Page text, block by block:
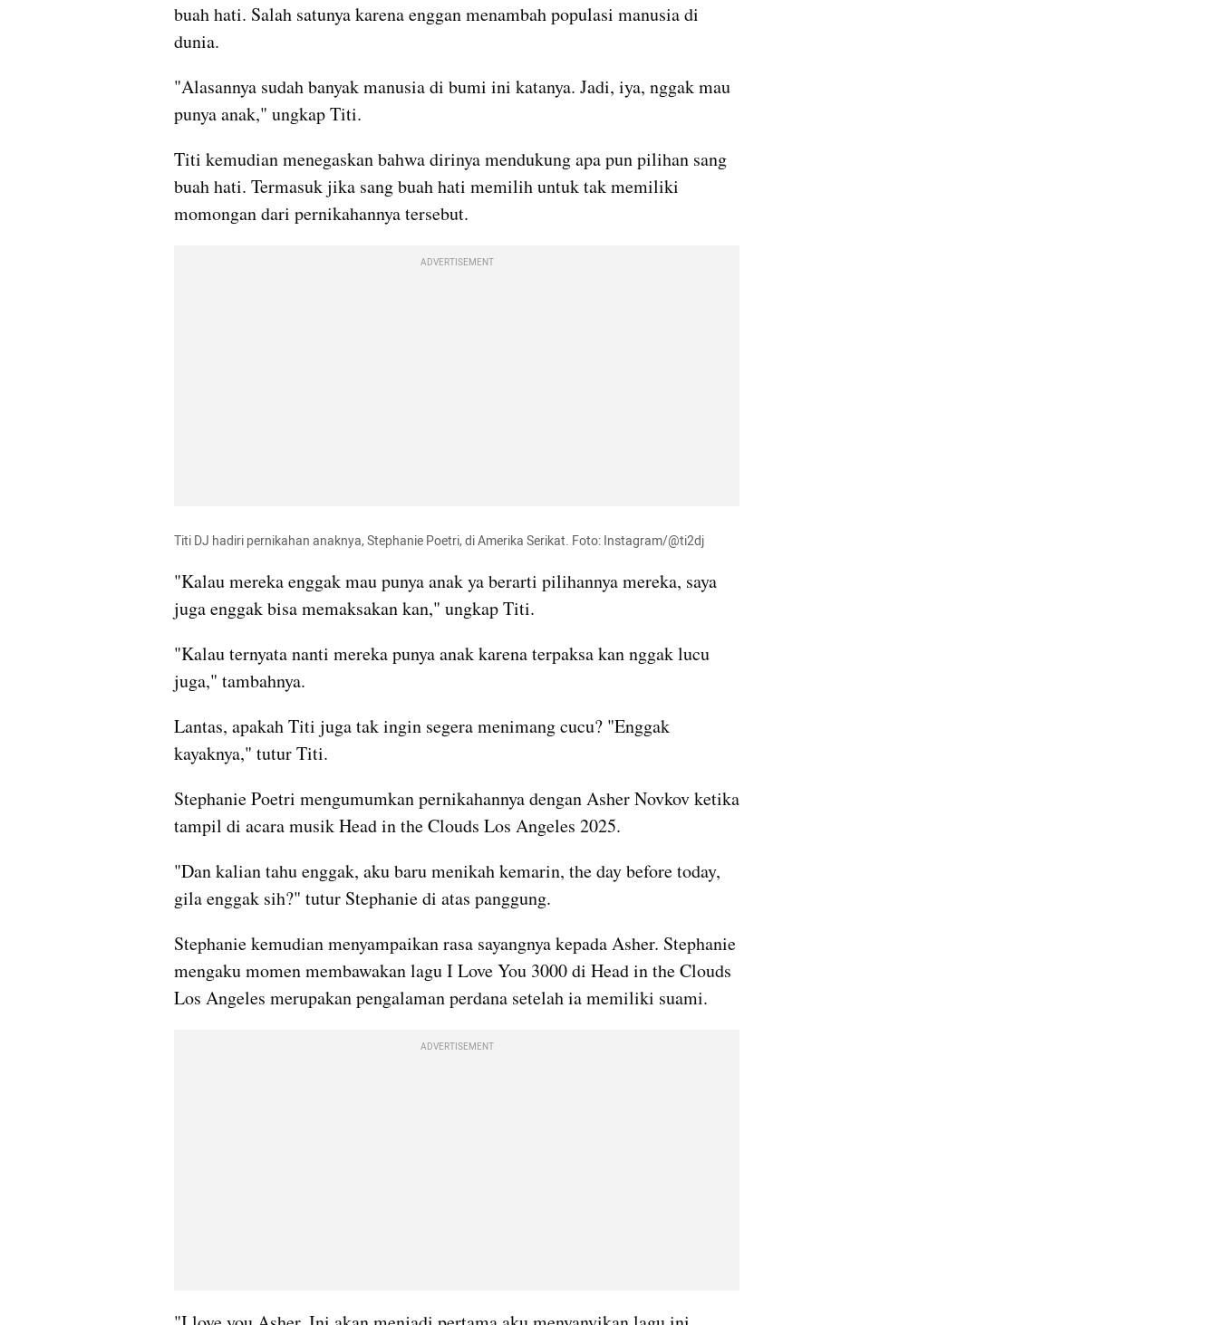
buah hati. Salah satunya karena enggan menambah populasi manusia di
dunia.
"Alasannya sudah banyak manusia di bumi ini katanya. Jadi, iya, nggak mau
punya anak," ungkap Titi.
Titi kemudian menegaskan bahwa dirinya mendukung apa pun pilihan sang
buah hati. Termasuk jika sang buah hati memilih untuk tak memiliki
momongan dari pernikahannya tersebut.
ADVERTISEMENT
Titi DJ hadiri pernikahan anaknya, Stephanie Poetri, di Amerika Serikat. Foto: Instagram/@ti2dj
"Kalau mereka enggak mau punya anak ya berarti pilihannya mereka, saya
juga enggak bisa memaksakan kan," ungkap Titi.
"Kalau ternyata nanti mereka punya anak karena terpaksa kan nggak lucu
juga," tambahnya.
Lantas, apakah Titi juga tak ingin segera menimang cucu? "Enggak
kayaknya," tutur Titi.
Stephanie Poetri mengumumkan pernikahannya dengan Asher Novkov ketika
tampil di acara musik Head in the Clouds Los Angeles 2025.
"Dan kalian tahu enggak, aku baru menikah kemarin, the day before today,
gila enggak sih?" tutur Stephanie di atas panggung.
Stephanie kemudian menyampaikan rasa sayangnya kepada Asher. Stephanie
mengaku momen membawakan lagu I Love You 3000 di Head in the Clouds
Los Angeles merupakan pengalaman perdana setelah ia memiliki suami.
ADVERTISEMENT